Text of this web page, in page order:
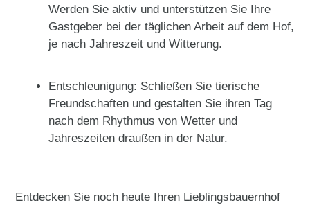
Werden Sie aktiv und unterstützen Sie Ihre
Gastgeber bei der täglichen Arbeit auf dem Hof,
je nach Jahreszeit und Witterung.
Entschleunigung: Schließen Sie tierische
Freundschaften und gestalten Sie ihren Tag
nach dem Rhythmus von Wetter und
Jahreszeiten draußen in der Natur.
Entdecken Sie noch heute Ihren Lieblingsbauernhof